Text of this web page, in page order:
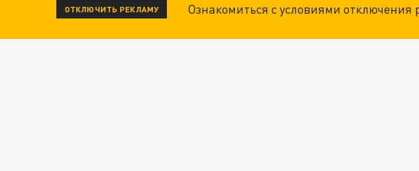
ДАНЯ С ДАШЕЙ СПАСЛИСЬ ОТ БОЕВИКОВ ВСУ. НО БЕДЫ ДЛЯ
ОТКЛЮЧИТЬ РЕКЛАМУ Ознакомиться с условиями